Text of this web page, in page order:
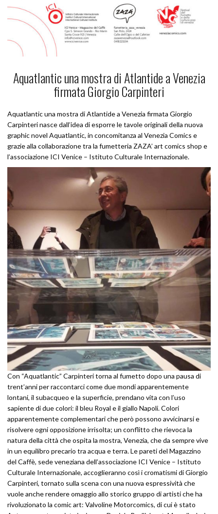
Aquatlantic una mostra di Atlantide a Venezia
firmata Giorgio Carpinteri
Aquatlantic una mostra di Atlantide a Venezia firmata Giorgio
Carpinteri nasce dall’idea di esporre le tavole originali della nuova
graphic novel Aquatlantic, in concomitanza al Venezia Comics e
grazie alla collaborazione tra la fumetteria ZAZA’ art comics shop e
l’associazione ICI Venice – Istituto Culturale Internazionale.
Con “Aquatlantic” Carpinteri torna al fumetto dopo una pausa di
trent’anni per raccontarci come due mondi apparentemente
lontani, il subacqueo e la superficie, prendano vita con l’uso
sapiente di due colori: il bleu Royal e il giallo Napoli. Colori
apparentemente complementari che però possono avvicinarsi e
risolvere ogni opposizione irrisolta; un conflitto che rievoca la
natura della città che ospita la mostra, Venezia, che da sempre vive
in un equilibro precario tra acqua e terra. Le pareti del Magazzino
del Caffè, sede veneziana dell’associazione ICI Venice – Istituto
Culturale Internazionale, accoglieranno così i cromatismi di Giorgio
Carpinteri, tornato sulla scena con una nuova espressività che
vuole anche rendere omaggio allo storico gruppo di artisti che ha
rivoluzionato la comic art: Valvoline Motorcomics, di cui è stato